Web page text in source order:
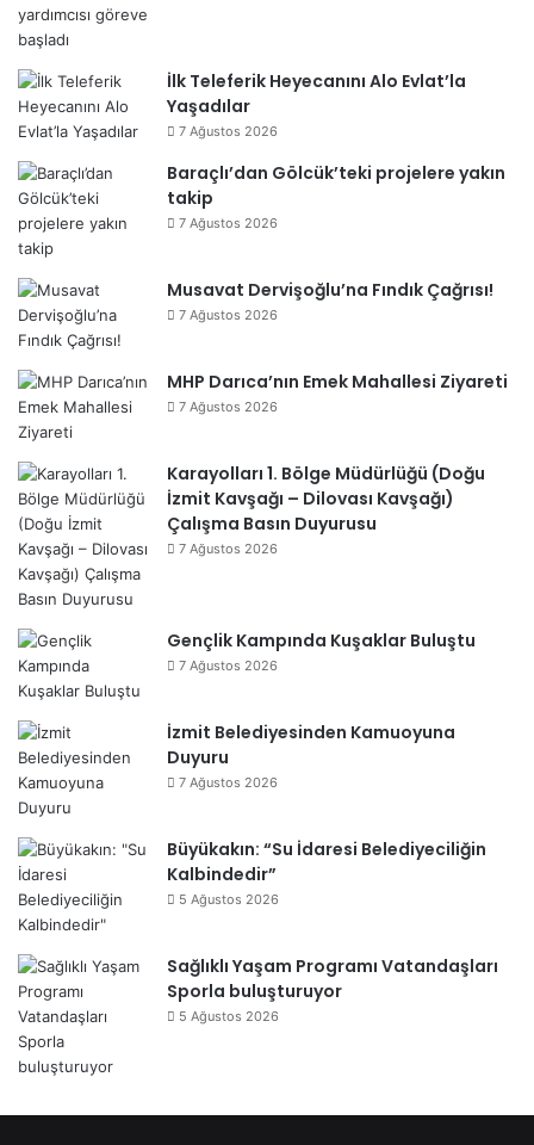
İlk Teleferik Heyecanını Alo Evlat’la
Yaşadılar
7 Ağustos 2026
Baraçlı’dan Gölcük’teki projelere yakın
takip
7 Ağustos 2026
Musavat Dervişoğlu’na Fındık Çağrısı!
7 Ağustos 2026
MHP Darıca’nın Emek Mahallesi Ziyareti
7 Ağustos 2026
Karayolları 1. Bölge Müdürlüğü (Doğu
İzmit Kavşağı – Dilovası Kavşağı)
Çalışma Basın Duyurusu
7 Ağustos 2026
Gençlik Kampında Kuşaklar Buluştu
7 Ağustos 2026
İzmit Belediyesinden Kamuoyuna
Duyuru
7 Ağustos 2026
Büyükakın: “Su İdaresi Belediyeciliğin
Kalbindedir”
5 Ağustos 2026
Sağlıklı Yaşam Programı Vatandaşları
Sporla buluşturuyor
5 Ağustos 2026